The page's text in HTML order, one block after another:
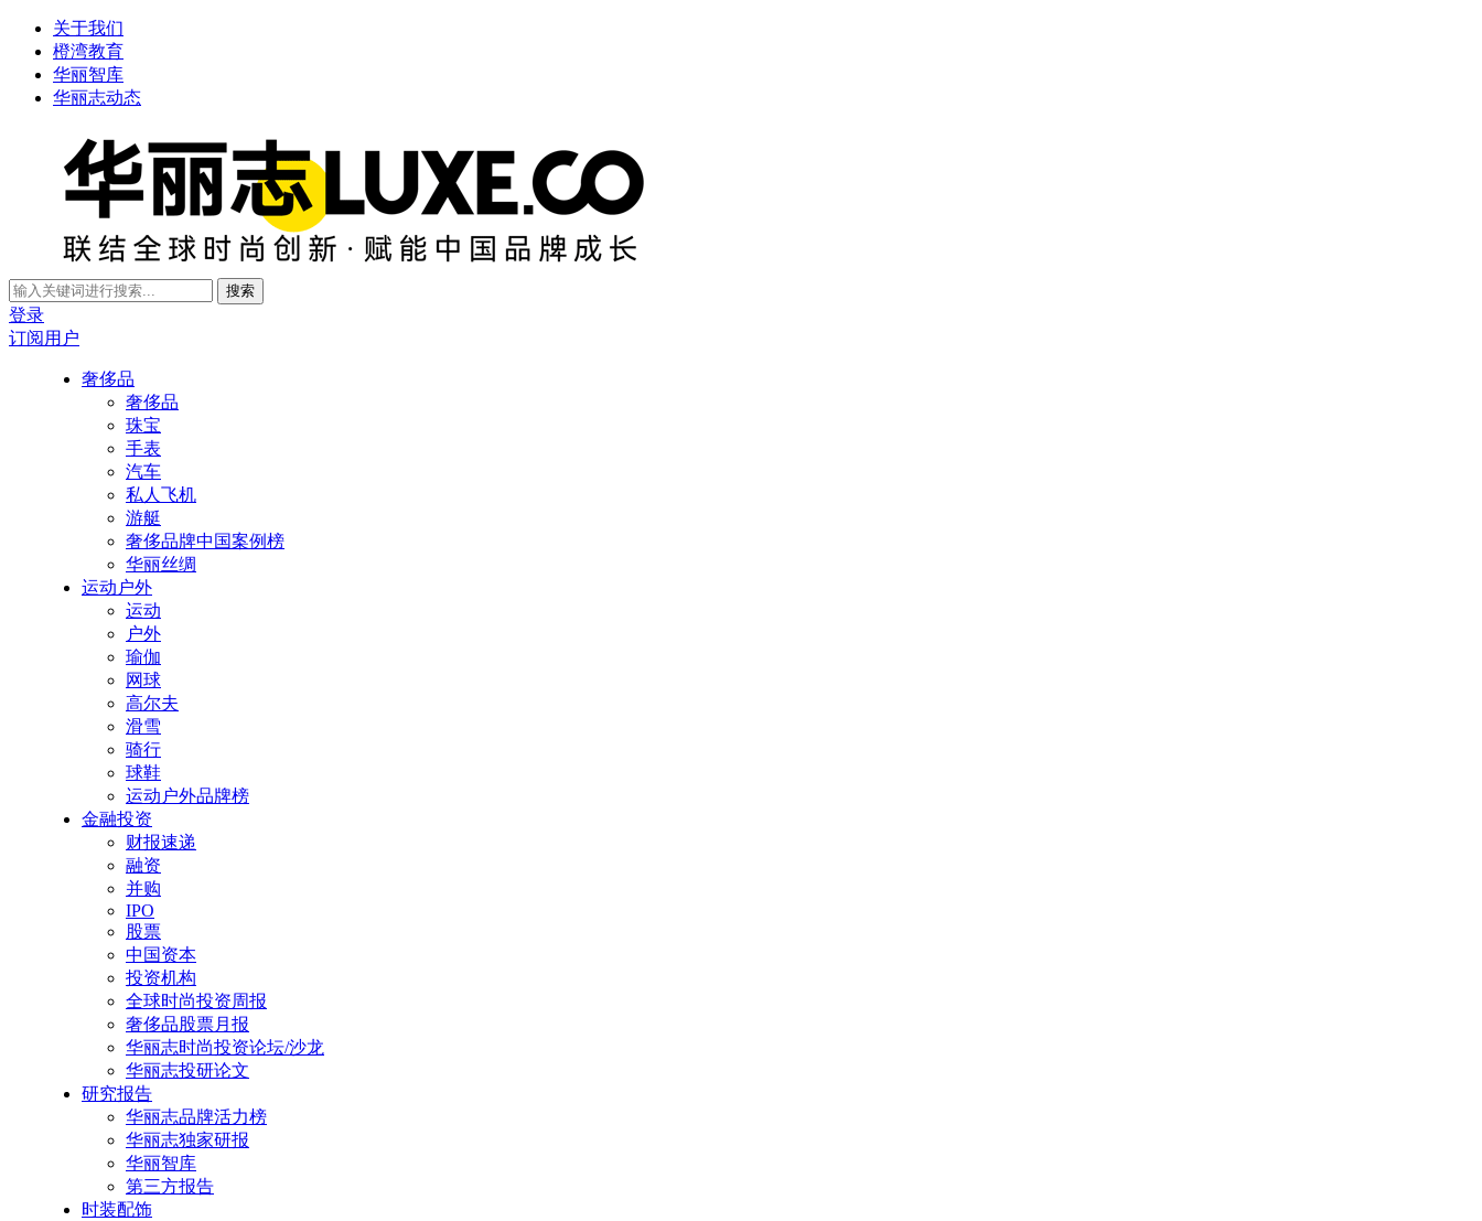
关于我们
橙湾教育
华丽智库
华丽志动态
搜索
登录
订阅用户
奢侈品
奢侈品
珠宝
手表
汽车
私人飞机
游艇
奢侈品牌中国案例榜
华丽丝绸
运动户外
运动
户外
瑜伽
网球
高尔夫
滑雪
骑行
球鞋
运动户外品牌榜
金融投资
财报速递
融资
并购
IPO
股票
中国资本
投资机构
全球时尚投资周报
奢侈品股票月报
华丽志时尚投资论坛/沙龙
华丽志投研论文
研究报告
华丽志品牌活力榜
华丽志独家研报
华丽智库
第三方报告
时装配饰